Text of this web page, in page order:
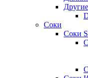
Соки
Соки